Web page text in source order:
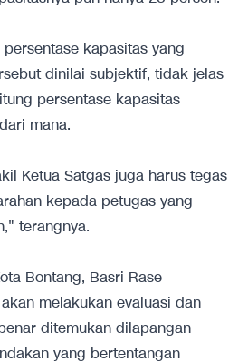
kapasitas yang
dinilai subjektif, tidak jelas
persentase kapasitas
mana.
Ketua Satgas juga harus tegas
kepada petugas yang
terangnya.
Bontang, Basri Rase
melakukan evaluasi dan
ditemukan dilapangan
yang bertentangan